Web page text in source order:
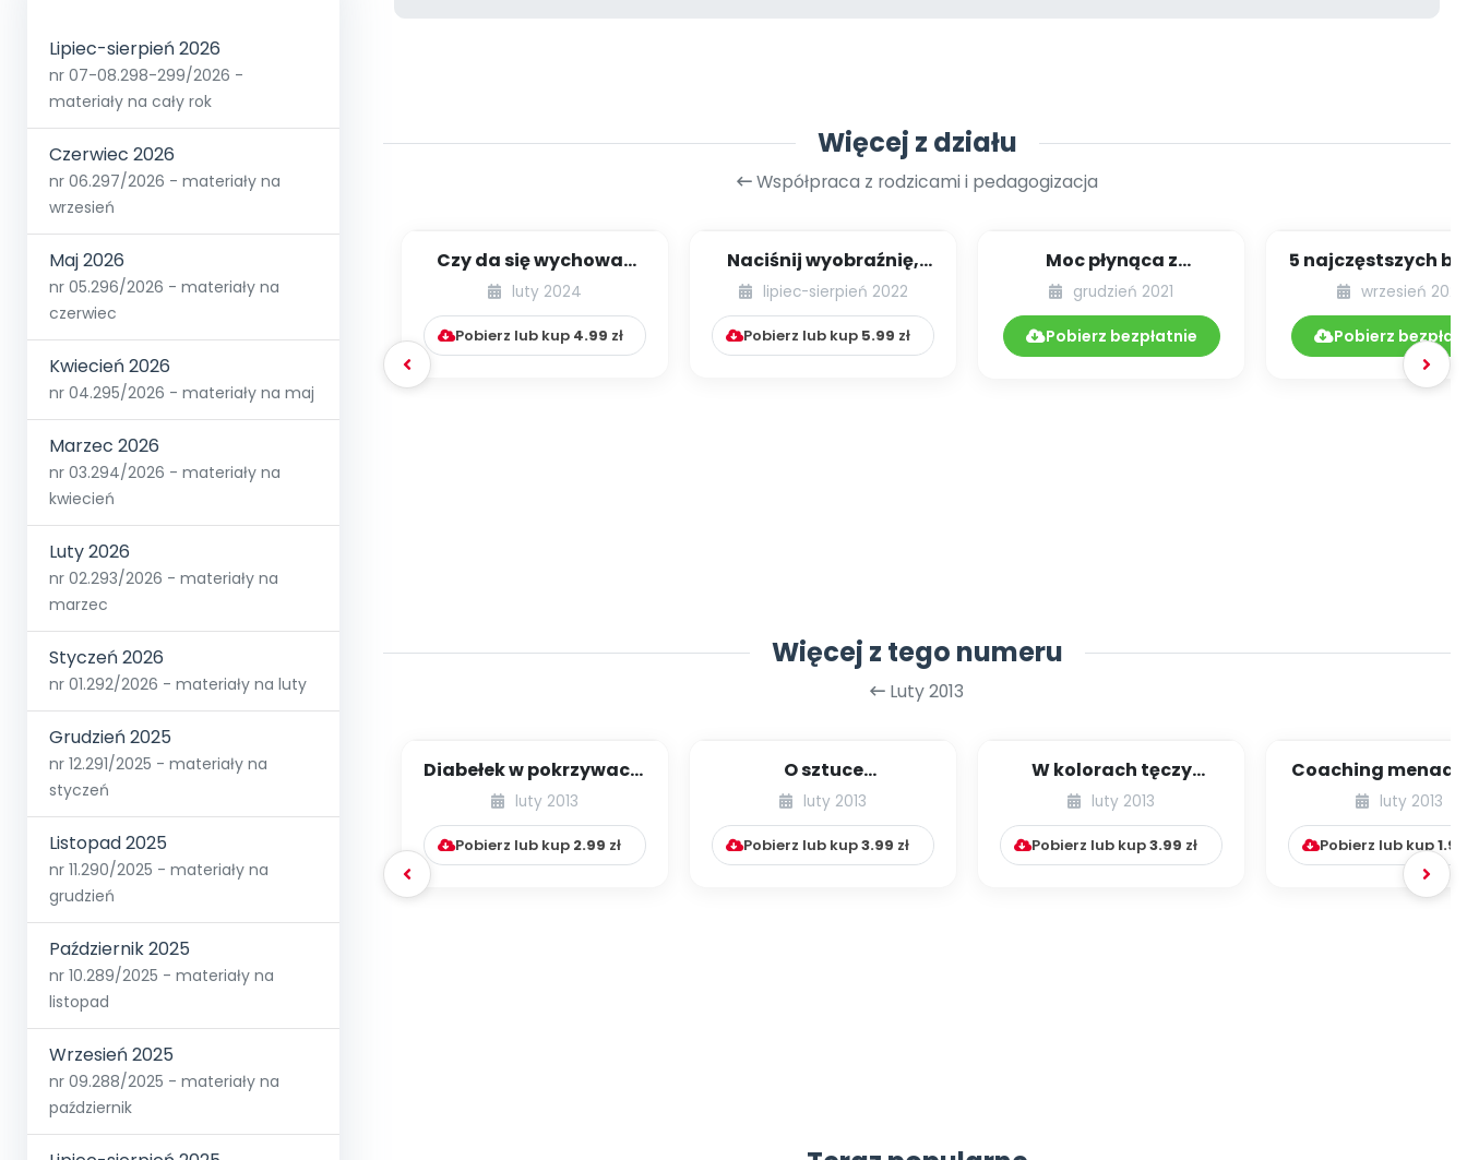
Lipiec-sierpień 2026
nr 07-08.298-299/2026 -
materiały na cały rok
Czerwiec 2026
nr 06.297/2026 - materiały na
wrzesień
Maj 2026
nr 05.296/2026 - materiały na
czerwiec
Kwiecień 2026
nr 04.295/2026 - materiały na maj
Marzec 2026
nr 03.294/2026 - materiały na
kwiecień
Luty 2026
nr 02.293/2026 - materiały na
marzec
Styczeń 2026
nr 01.292/2026 - materiały na luty
Grudzień 2025
nr 12.291/2025 - materiały na
styczeń
Listopad 2025
nr 11.290/2025 - materiały na
grudzień
Październik 2025
nr 10.289/2025 - materiały na
listopad
Wrzesień 2025
nr 09.288/2025 - materiały na
październik
Więcej z działu
Współpraca z rodzicami i pedagogizacja
Czy da się wychować
dziecko bez kar i
nagród?
luty 2024
Pobierz lub kup 4.99 zł
Naciśnij wyobraźnię,
czyli prawdziwe
zabawki nie świecą...
lipiec-sierpień 2022
Pobierz lub kup 5.99 zł
Moc płynąca z
przytulania
grudzień 2021
Pobierz bezpłatnie
5 najczęstszych
rodzicielskich
wrzesień 2021
Pobierz
Więcej z tego numeru
Luty 2013
Diabełek w pokrzywach.
Zastępstwo – cz. III
luty 2013
Pobierz lub kup 2.99 zł
O sztuce
porozumiewania się
luty 2013
Pobierz lub kup3.99 zł
W kolorach tęczy
(edukacja przez
sztukę)
luty 2013
Pobierz lub kup3.99 zł
Coaching
dla dyrektora
(zarządzanie
luty 2013
Pobierz lub kup1.99